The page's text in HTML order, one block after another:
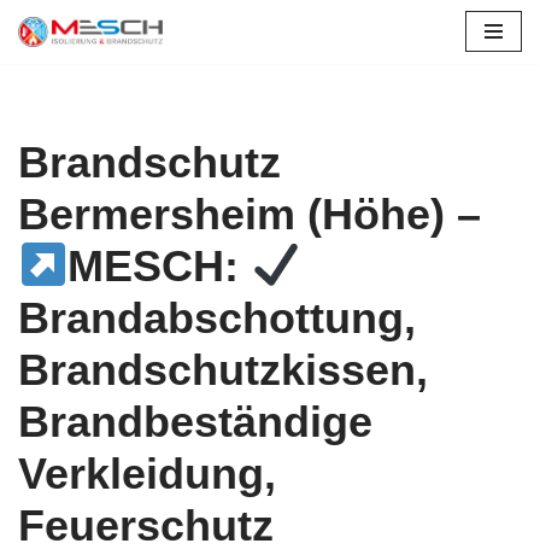
Brandschutz
Bermersheim (Höhe) –
MESCH:
Brandabschottung,
Brandschutzkissen,
Brandbeständige
Verkleidung,
Feuerschutz